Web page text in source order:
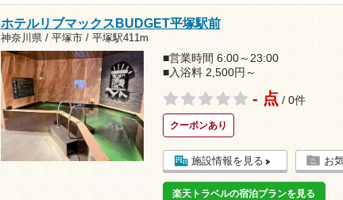
ホテルリブマックスBUDGET平塚駅前
神奈川県 / 平塚市 / 平塚駅411m
■営業時間 6:00～23:00
■入浴料 2,500円～
- 点 / 0件
クーポンあり
施設情報を見る お
楽天トラベルの宿泊プランを見る